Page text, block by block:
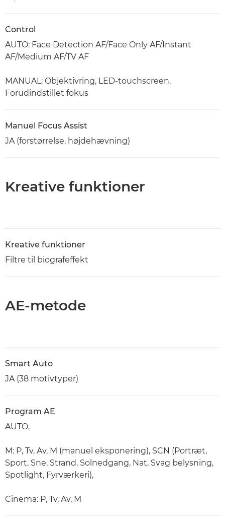
Control
AUTO: Face Detection AF/Face Only AF/Instant
AF/Medium AF/TV AF
MANUAL: Objektivring, LED-touchscreen,
Forudindstillet fokus
Manuel Focus Assist
JA (forstørrelse, højdehævning)
Kreative funktioner
Kreative funktioner
Filtre til biografeffekt
AE-metode
Smart Auto
JA (38 motivtyper)
Program AE
AUTO,
M: P, Tv, Av, M (manuel eksponering), SCN (Portræt,
Sport, Sne, Strand, Solnedgang, Nat, Svag belysning,
Spotlight, Fyrværkeri),
Cinema: P, Tv, Av, M